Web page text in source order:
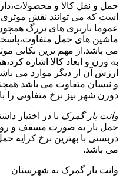
حمل و نقل کالا و
است که می توانند نقش موثری
عموما باربری های بزرگ
ماشین های حمل
می باشد.از مهم ترین نکاتی
به وزن و ابعاد کالا اشاره
ارزش آن از دیگر موارد می
و نیسان متفاوت می باشد
دورن شهر نیز نرخ متفاوتی را
وانت بار گمرک با در اختیار
حمل بار به صورت مسقف و رو
دربستی با بهترین نرخ کرایه
می باشد.
وانت بار گمرک به شهرستان